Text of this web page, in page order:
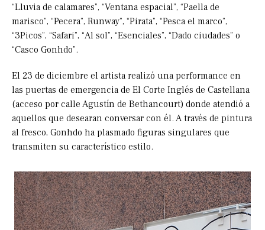
“Lluvia de calamares”, “Ventana espacial”, “Paella de
marisco”, “Pecera”, Runway”, “Pirata”, “Pesca el marco”,
“3Picos”, “Safari”, “Al sol”, “Esenciales”, “Dado ciudades” o
“Casco Gonhdo”.
El 23 de diciembre el artista realizó una performance en
las puertas de emergencia de El Corte Inglés de Castellana
(acceso por calle Agustín de Bethancourt) donde atendió a
aquellos que desearan conversar con él. A través de pintura
al fresco, Gonhdo ha plasmado figuras singulares que
transmiten su característico estilo.